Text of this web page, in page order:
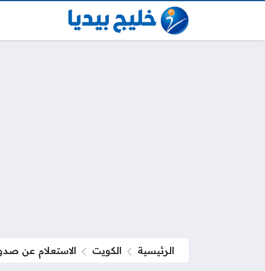
الرئيسية الكويت الاستعلام عن